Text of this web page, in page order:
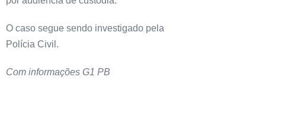
O caso segue sendo investigado pela
Polícia Civil.
Com informações G1 PB